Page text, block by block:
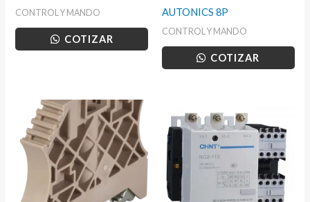
CONTROL Y MANDO
COTIZAR
AUTONICS 8P
CONTROL Y MANDO
COTIZAR